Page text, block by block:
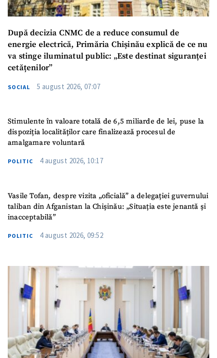
După decizia CNMC de a reduce consumul de
energie electrică, Primăria Chișinău explică de ce nu
va stinge iluminatul public: „Este destinat siguranței
cetățenilor”
SOCIAL 5 august 2026, 07:07
Stimulente în valoare totală de 6,5 miliarde de lei, puse la
dispoziția localităților care finalizează procesul de
amalgamare voluntară
POLITIC 4 august 2026, 10:17
Vasile Tofan, despre vizita „oficială” a delegației guvernului
taliban din Afganistan la Chișinău: „Situația este jenantă și
inacceptabilă”
POLITIC 4 august 2026, 09:52